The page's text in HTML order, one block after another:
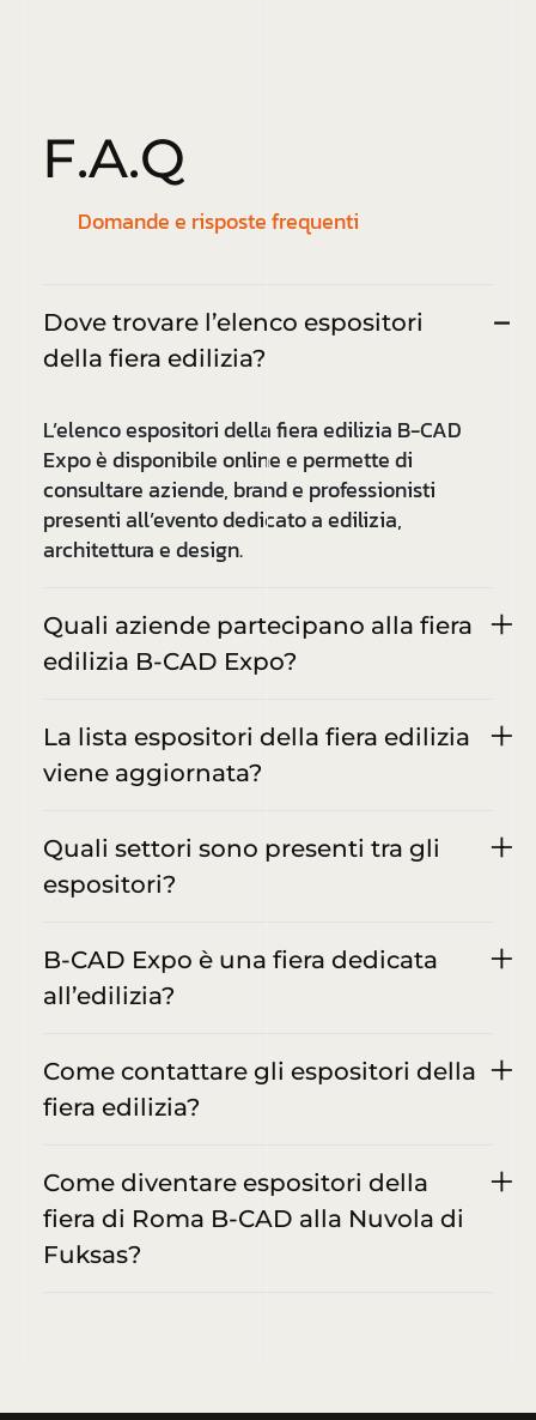
F.A.Q
Domande e risposte frequenti
Dove trovare l’elenco espositori
della fiera edilizia?
L’elenco espositori della fiera edilizia B-CAD
Expo è disponibile online e permette di
consultare aziende, brand e professionisti
presenti all’evento dedicato a edilizia,
architettura e design.
Quali aziende partecipano alla fiera
edilizia B-CAD Expo?
La lista espositori della fiera edilizia
viene aggiornata?
Quali settori sono presenti tra gli
espositori?
B-CAD Expo è una fiera dedicata
all’edilizia?
Come contattare gli espositori della
fiera edilizia?
Come diventare espositori della
fiera di Roma B-CAD alla Nuvola di
Fuksas?